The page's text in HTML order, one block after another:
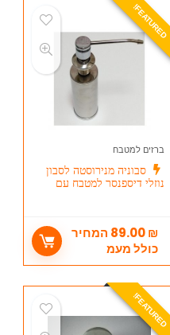
F
E
A
T
U
R
E
D
!
ברזים למטבח
סבוניה מנירוסטה לסבון
נוזלי דיספנסר למטבח עם
89.00₪
המחיר
כולל מעמ
F
E
A
T
U
R
E
D
!